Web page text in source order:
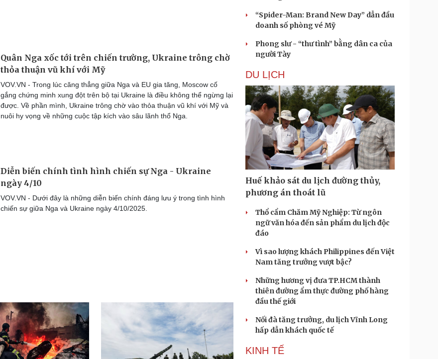
Quân Nga xốc tới trên chiến trường, Ukraine trông chờ
thỏa thuận vũ khí với Mỹ
VOV.VN - Trong lúc căng thẳng giữa Nga và EU gia tăng, Moscow cố
gắng chứng minh xung đột trên bộ tại Ukraine là điều không thể ngừng lại
được. Về phần mình, Ukraine trông chờ vào thỏa thuận vũ khí với Mỹ và
nuôi hy vọng về những cuộc tập kích vào sâu lãnh thổ Nga.
Diễn biến chính tình hình chiến sự Nga - Ukraine
ngày 4/10
VOV.VN - Dưới đây là những diễn biến chính đáng lưu ý trong tình hình
chiến sự giữa Nga và Ukraine ngày 4/10/2025.
“Spider-Man: Brand New Day” dẫn đầu
doanh số phòng vé Mỹ
Phong slư - “thư tình” bằng dân ca của
người Tày
DU LỊCH
Huế khảo sát du lịch đường thủy,
phương án thoát lũ
Thổ cẩm Chăm Mỹ Nghiệp: Từ ngôn
ngữ văn hóa đến sản phẩm du lịch độc
đáo
Vì sao lượng khách Philippines đến Việt
Nam tăng trưởng vượt bậc?
Những hương vị đưa TP.HCM thành
thiên đường ẩm thực đường phố hàng
đầu thế giới
Nối đà tăng trưởng, du lịch Vĩnh Long
hấp dẫn khách quốc tế
KINH TẾ